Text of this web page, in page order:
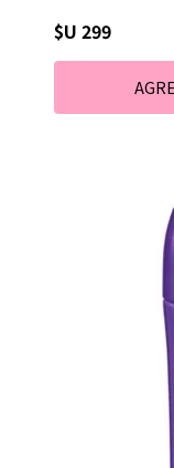
$U 299